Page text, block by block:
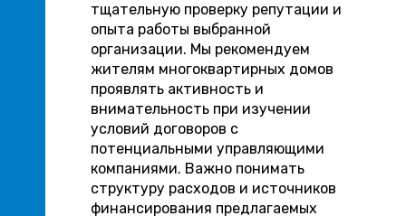
тщательную проверку репутации и
опыта работы выбранной
организации. Мы рекомендуем
жителям многоквартирных домов
проявлять активность и
внимательность при изучении
условий договоров с
потенциальными управляющими
компаниями. Важно понимать
структуру расходов и источников
финансирования предлагаемых